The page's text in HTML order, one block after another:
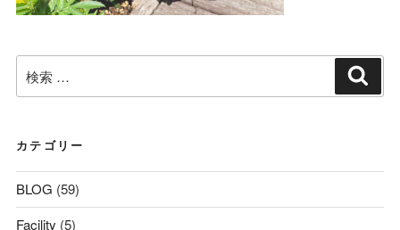
検
索:
カテゴリー
BLOG (59)
Facility (5)